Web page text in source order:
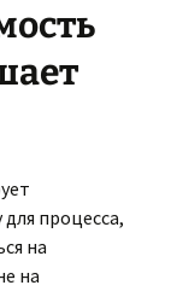
процесса,
на
на